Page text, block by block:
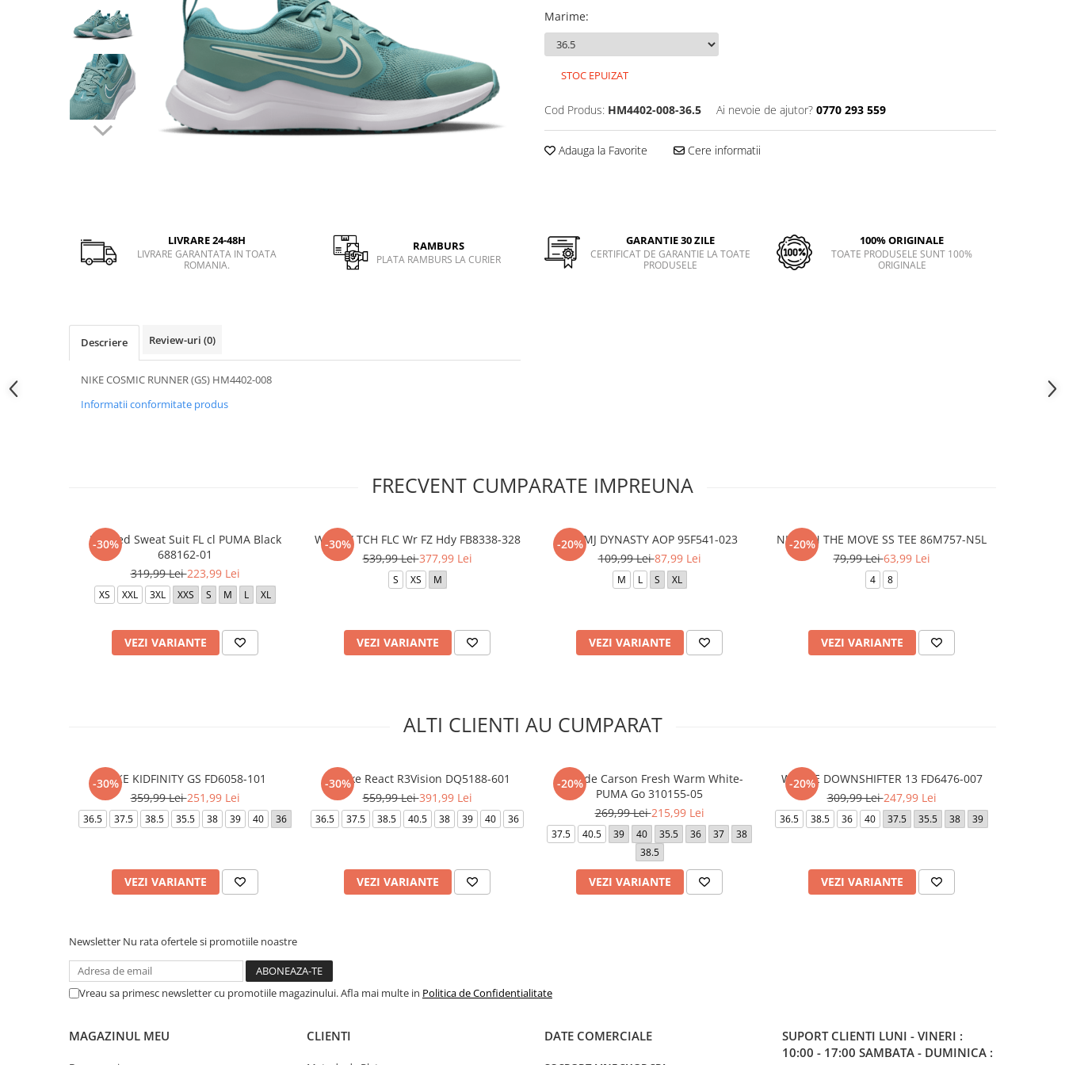
Pantofi sport femei
Sandale & Slapi copii
Marime:
STOC EPUIZAT
Cod Produs: HM4402-008-36.5 Ai nevoie de ajutor? 0770 293 559
Adauga la Favorite Cere informatii
LIVRARE 24-48H
LIVRARE GARANTATA IN TOATA
ROMANIA.
RAMBURS
PLATA RAMBURS LA CURIER
GARANTIE 30 ZILE
CERTIFICAT DE GARANTIE LA TOATE
PRODUSELE
100% ORIGINALE
TOATE PRODUSELE SUNT 100%
ORIGINALE
Descriere Review-uri (0)
NIKE COSMIC RUNNER (GS) HM4402-008
Informatii conformitate produs
FRECVENT CUMPARATE IMPREUNA
-30%
Hooded Sweat Suit FL cl PUMA Black
688162-01
319,99 Lei223,99 Lei
XS XXL 3XL XXS S M L XL
VEZI VARIANTE
-30%
W NSW TCH FLC Wr FZ Hdy FB8338-328
539,99 Lei377,99 Lei
S XS M
VEZI VARIANTE
-20%
JDB MJ DYNASTY AOP 95F541-023
109,99 Lei87,99 Lei
M L S XL
VEZI VARIANTE
-20%
NKB ON THE MOVE SS TEE 86M757-N5L
79,99 Lei63,99 Lei
4 8
VEZI VARIANTE
ALTI CLIENTI AU CUMPARAT
-30%
NIKE KIDFINITY GS FD6058-101
359,99 Lei251,99 Lei
36.5 37.5 38.5 35.5 38 39 40 36
VEZI VARIANTE
-30%
W Nike React R3Vision DQ5188-601
559,99 Lei391,99 Lei
36.5 37.5 38.5 40.5 38 39 40 36
VEZI VARIANTE
-20%
Softride Carson Fresh Warm White-
PUMA Go 310155-05
269,99 Lei215,99 Lei
37.5 40.5 39 40 35.5 36 37
38
38.5
VEZI VARIANTE
-20%
W NIKE DOWNSHIFTER 13 FD6476-007
309,99 Lei247,99 Lei
36.5 38.5 36 40 37.5 35.5 38 39
VEZI VARIANTE
Newsletter Nu rata ofertele si promotiile noastre
Vreau sa primesc newsletter cu promotiile magazinului. Afla mai multe in Politica de Confidentialitate
MAGAZINUL MEU CLIENTI DATE COMERCIALE SUPORT CLIENTI LUNI - VINERI :
10:00 - 17:00 SAMBATA - DUMINICA :